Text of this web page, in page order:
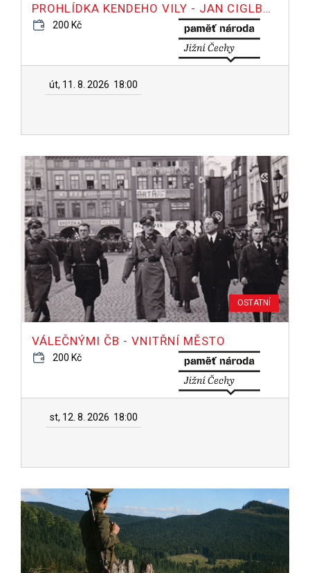
PROHLÍDKA KENDEHO VILY - JAN CIGLBAUER
200 Kč
út, 11. 8. 2026 18:00
OSTATNÍ
VÁLEČNÝMI ČB - VNITŘNÍ MĚSTO
200 Kč
st, 12. 8. 2026 18:00